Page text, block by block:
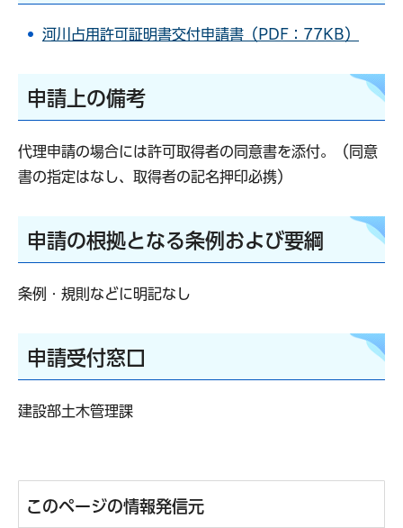
河川占用許可証明書交付申請書（PDF：77KB）
申請上の備考
代理申請の場合には許可取得者の同意書を添付。（同意
書の指定はなし、取得者の記名押印必携）
申請の根拠となる条例および要綱
条例・規則などに明記なし
申請受付窓口
建設部土木管理課
このページの情報発信元